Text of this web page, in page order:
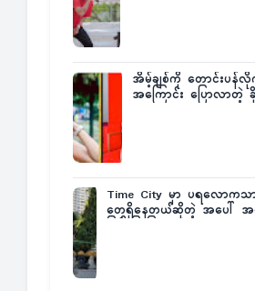
အိမ့်ချစ်ကို တောင်းပန်
အကြောင်း ပြောလာတဲ့
Time City မှာ ပရလောကသ
တွေရှိနေတယ်ဆိုတဲ့ အပေါ် အ